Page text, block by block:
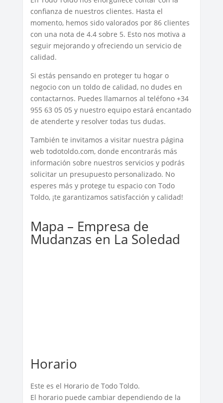
confianza de nuestros clientes. Hasta el
momento, hemos sido valorados por 86 clientes
con una nota de 4.4 sobre 5. Esto nos motiva a
seguir mejorando y ofreciendo un servicio de
calidad.
Si estás pensando en proteger tu hogar o
negocio con un toldo de calidad, no dudes en
contactarnos. Puedes llamarnos al teléfono +34
955 63 05 05 y nuestro equipo estará encantado
de atenderte y resolver todas tus dudas.
También te invitamos a visitar nuestra página
web todotoldo.com, donde encontrarás más
información sobre nuestros servicios y podrás
solicitar un presupuesto personalizado. No
esperes más y protege tu espacio con Todo
Toldo, ¡te garantizamos satisfacción y calidad!
Mapa – Empresa de
Mudanzas en La Soledad
Horario
Este es el Horario de Todo Toldo.
El horario puede cambiar dependiendo de la